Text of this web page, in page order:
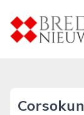
breda-nieuws.nl